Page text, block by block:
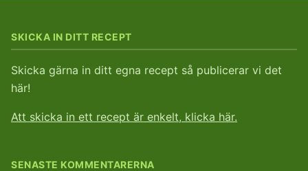
SKICKA IN DITT RECEPT
Skicka gärna in ditt egna recept så publicerar vi det
här!
Att skicka in ett recept är enkelt, klicka här.
SENASTE KOMMENTARERNA